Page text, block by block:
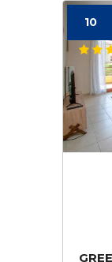
10